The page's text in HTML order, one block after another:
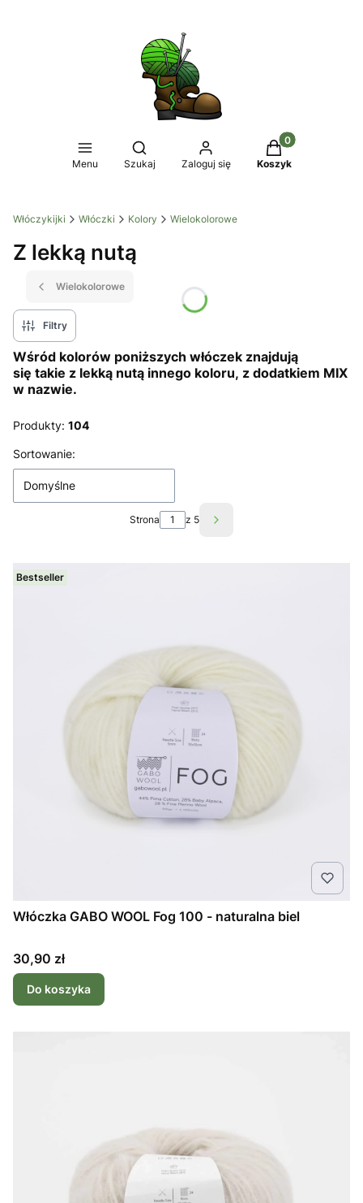
Menu
Otwórz wyszukiwarkę
Szukaj Zaloguj się
Produkty w
Koszyk
Włóczykijki Włóczki Kolory Wielokolorowe
Z lekką nutą
Wielokolorowe
Filtry
Wśród kolorów poniższych włóczek znajdują
się takie z lekką nutą innego koloru, z dodatkiem MIX
w nazwie.
Produkty: 104
Lista produktów
Sortowanie:
Domyślne
Strona z 5 Następne produkty
Bestseller
Włóczka GABO WOOL Fog 100 - naturalna biel
Cena
30,90 zł
Do koszyka